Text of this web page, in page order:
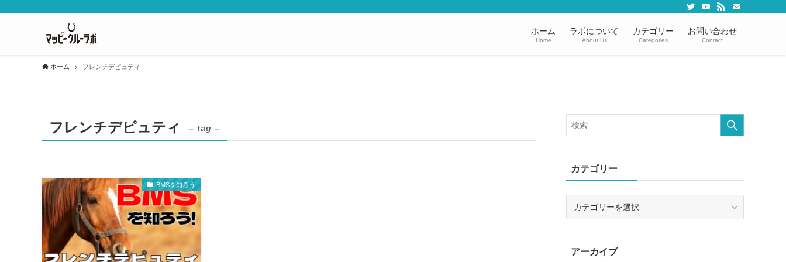
ホーム
Home
ラボについて
About Us
カテゴリー
Categories
お問い合わせ
Contact
ホーム フレンチデピュティ
フレンチデピュティ – tag –
BMSを知ろう
カテゴリー
ーアーカイブ